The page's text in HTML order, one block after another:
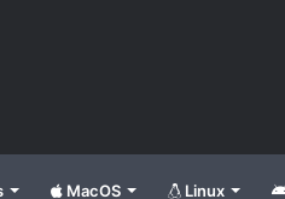
MacOS Linux